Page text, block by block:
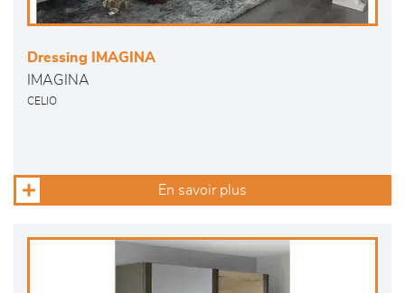
Dressing IMAGINA
IMAGINA
CELIO
En savoir plus